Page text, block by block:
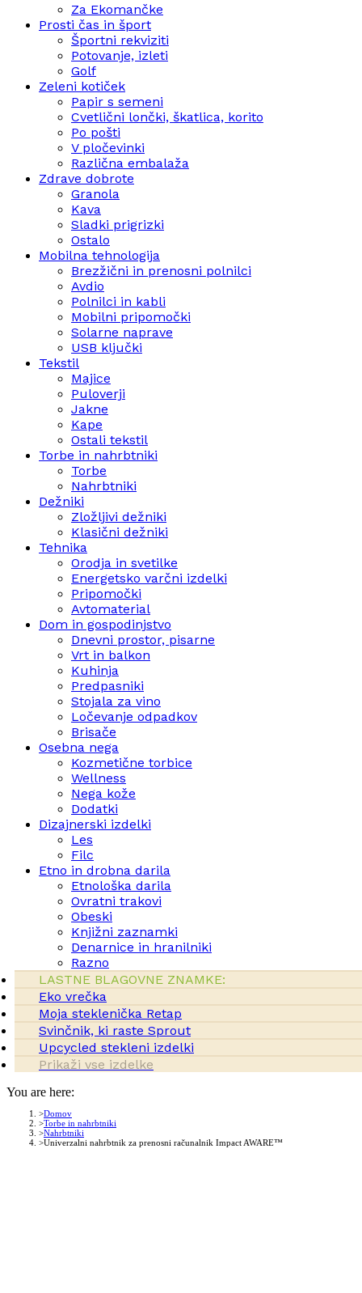
Za Ekomančke
Prosti čas in šport
Športni rekviziti
Potovanje, izleti
Golf
Zeleni kotiček
Papir s semeni
Cvetlični lončki, škatlica, korito
Po pošti
V pločevinki
Različna embalaža
Zdrave dobrote
Granola
Kava
Sladki prigrizki
Ostalo
Mobilna tehnologija
Brezžični in prenosni polnilci
Avdio
Polnilci in kabli
Mobilni pripomočki
Solarne naprave
USB ključki
Tekstil
Majice
Puloverji
Jakne
Kape
Ostali tekstil
Torbe in nahrbtniki
Torbe
Nahrbtniki
Dežniki
Zložljivi dežniki
Klasični dežniki
Tehnika
Orodja in svetilke
Energetsko varčni izdelki
Pripomočki
Avtomaterial
Dom in gospodinjstvo
Dnevni prostor, pisarne
Vrt in balkon
Kuhinja
Predpasniki
Stojala za vino
Ločevanje odpadkov
Brisače
Osebna nega
Kozmetične torbice
Wellness
Nega kože
Dodatki
Dizajnerski izdelki
Les
Filc
Etno in drobna darila
Etnološka darila
Ovratni trakovi
Obeski
Knjižni zaznamki
Denarnice in hranilniki
Razno
LASTNE BLAGOVNE ZNAMKE:
Eko vrečka
Moja steklenička Retap
Svinčnik, ki raste Sprout
Upcycled stekleni izdelki
Prikaži vse izdelke
You are here:
Domov
Torbe in nahrbtniki
Nahrbtniki
Univerzalni nahrbtnik za prenosni računalnik Impact AWARE™